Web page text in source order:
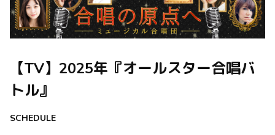
【TV】2025年『オールスター合唱バ
トル』
SCHEDULE